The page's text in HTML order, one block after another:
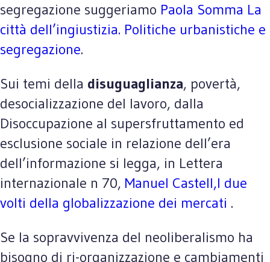
segregazione suggeriamo Paola Somma La
città dell’ingiustizia. Politiche urbanistiche e
segregazione.
Sui temi della disuguaglianza, povertà,
desocializzazione del lavoro, dalla
Disoccupazione al supersfruttamento ed
esclusione sociale in relazione dell’era
dell’informazione si legga, in Lettera
internazionale n 70, Manuel Castell,I due
volti della globalizzazione dei mercati .
Se la sopravvivenza del neoliberalismo ha
bisogno di ri-organizzazione e cambiamenti